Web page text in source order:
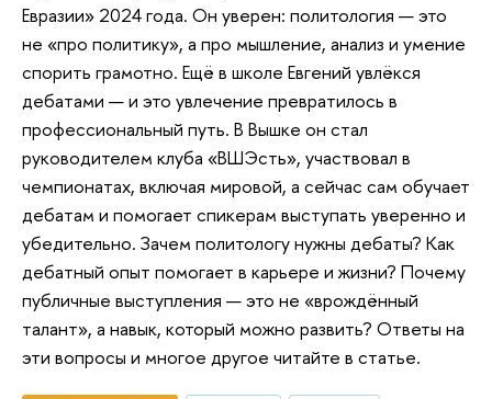
Евразии» 2024 года. Он уверен: политология — это
не «про политику», а про мышление, анализ и умение
спорить грамотно. Ещё в школе Евгений увлёкся
дебатами — и это увлечение превратилось в
профессиональный путь. В Вышке он стал
руководителем клуба «ВШЭсть», участвовал в
чемпионатах, включая мировой, а сейчас сам обучает
дебатам и помогает спикерам выступать уверенно и
убедительно. Зачем политологу нужны дебаты? Как
дебатный опыт помогает в карьере и жизни? Почему
публичные выступления — это не «врождённый
талант», а навык, который можно развить? Ответы на
эти вопросы и многое другое читайте в статье.